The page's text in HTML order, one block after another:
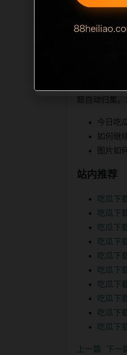
索引擎理解
栏目继续浏
题自动归集
今日吃
如何继
图片如
站内推荐
吃瓜下
吃瓜下
吃瓜下
吃瓜下
吃瓜下
吃瓜下
吃瓜下
吃瓜下
吃瓜下
吃瓜下
上一篇 下一